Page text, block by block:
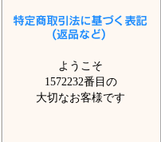
ようこそ
1572232番目の
大切なお客様です